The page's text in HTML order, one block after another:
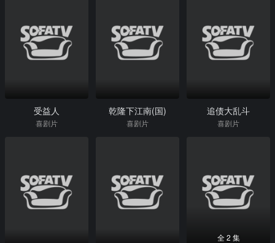
受益人
喜剧片
乾隆下江南(国)
喜剧片
追债大乱斗
喜剧片
全 2 集